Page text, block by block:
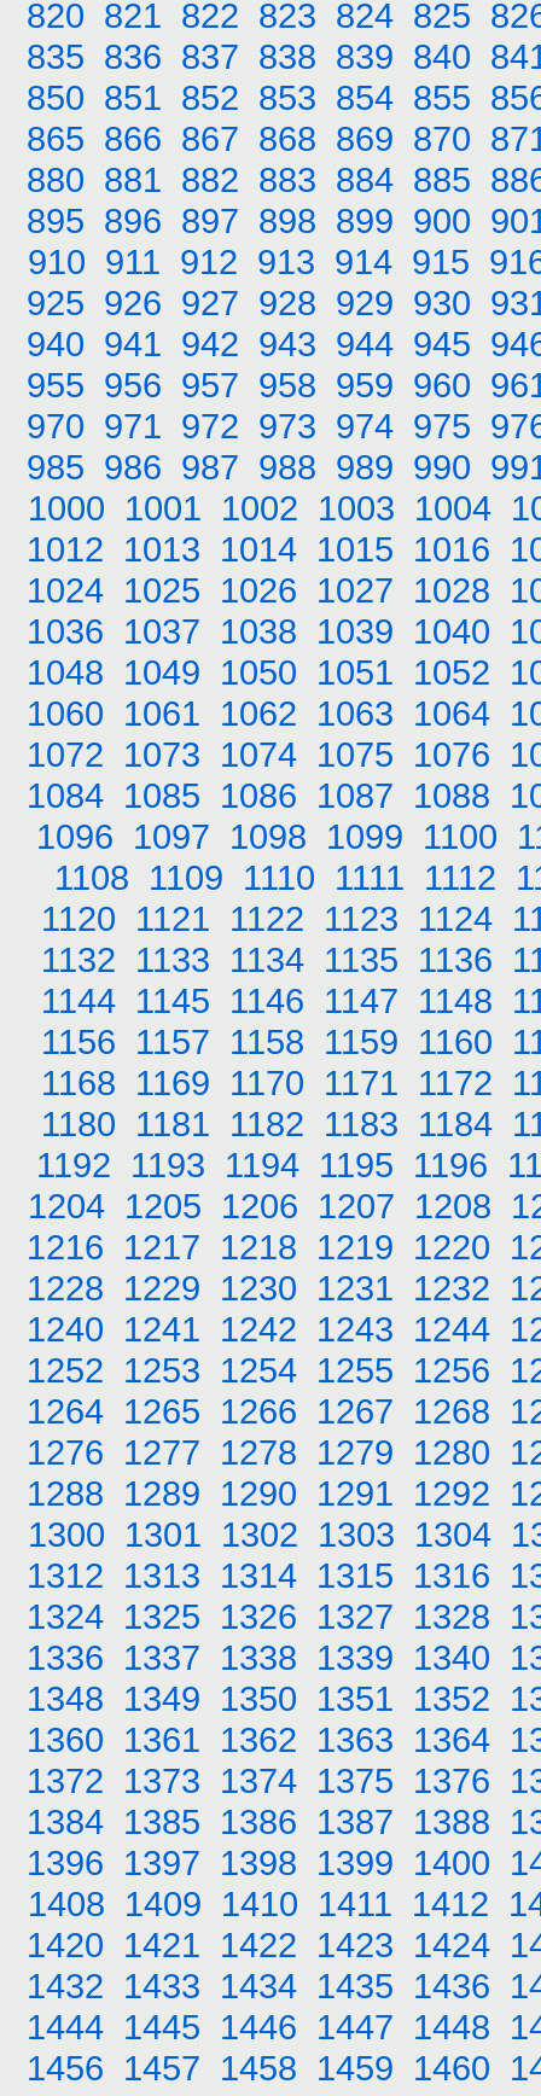
820 821 822 823 824 825
835 836 837 838 839 840
850 851 852 853 854 855
865 866 867 868 869 870
880 881 882 883 884 885
895 896 897 898 899 900
910 911 912 913 914 915
925 926 927 928 929 930
940 941 942 943 944 945
955 956 957 958 959 960
970 971 972 973 974 975
985 986 987 988 989 990
1000 1001 1002 1003 1004
1012 1013 1014 1015 1016
1024 1025 1026 1027 1028
1036 1037 1038 1039 1040
1048 1049 1050 1051 1052
1060 1061 1062 1063 1064
1072 1073 1074 1075 1076
1084 1085 1086 1087 1088
1096 1097 1098 1099 1100
1108 1109 1110 1111 1112
1120 1121 1122 1123 1124
1132 1133 1134 1135 1136
1144 1145 1146 1147 1148
1156 1157 1158 1159 1160
1168 1169 1170 1171 1172
1180 1181 1182 1183 1184
1192 1193 1194 1195 1196
1204 1205 1206 1207 1208
1216 1217 1218 1219 1220
1228 1229 1230 1231 1232
1240 1241 1242 1243 1244
1252 1253 1254 1255 1256
1264 1265 1266 1267 1268
1276 1277 1278 1279 1280
1288 1289 1290 1291 1292
1300 1301 1302 1303 1304
1312 1313 1314 1315 1316
1324 1325 1326 1327 1328
1336 1337 1338 1339 1340
1348 1349 1350 1351 1352
1360 1361 1362 1363 1364
1372 1373 1374 1375 1376
1384 1385 1386 1387 1388
1396 1397 1398 1399 1400
1408 1409 1410 1411 1412
1420 1421 1422 1423 1424
1432 1433 1434 1435 1436
1444 1445 1446 1447 1448
1456 1457 1458 1459 1460